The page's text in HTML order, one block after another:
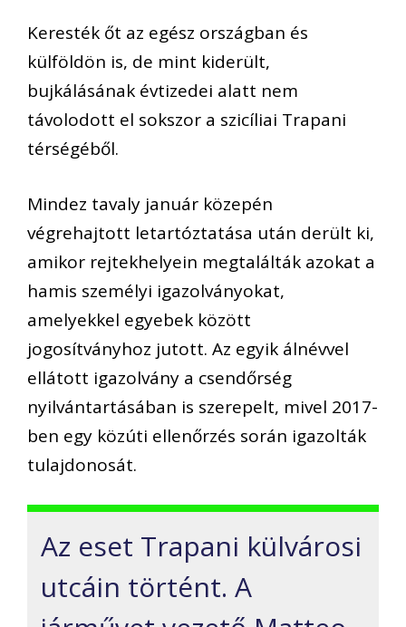
Keresték őt az egész országban és
külföldön is, de mint kiderült,
bujkálásának évtizedei alatt nem
távolodott el sokszor a szicíliai Trapani
térségéből.
Mindez tavaly január közepén
végrehajtott letartóztatása után derült ki,
amikor rejtekhelyein megtalálták azokat a
hamis személyi igazolványokat,
amelyekkel egyebek között
jogosítványhoz jutott. Az egyik álnévvel
ellátott igazolvány a csendőrség
nyilvántartásában is szerepelt, mivel 2017-
ben egy közúti ellenőrzés során igazolták
tulajdonosát.
Az eset Trapani külvárosi
utcáin történt. A